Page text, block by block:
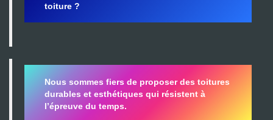
toiture ?
Nous sommes fiers de proposer des toitures
durables et esthétiques qui résistent à
l’épreuve du temps.